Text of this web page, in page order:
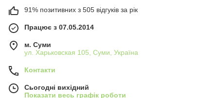
91% позитивних з 505 відгуків за рік
Працює з 07.05.2014
м. Суми
ул. Харьковская 105, Суми, Україна
Контакти
Сьогодні вихідний
Показати весь графік роботи